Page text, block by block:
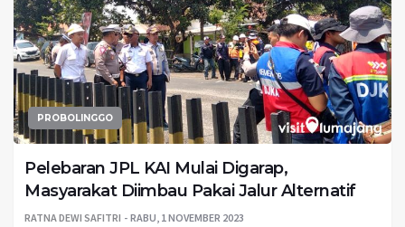
PROBOLINGGO
Pelebaran JPL KAI Mulai Digarap,
Masyarakat Diimbau Pakai Jalur Alternatif
RATNA DEWI SAFITRI RABU, 1 NOVEMBER 2023